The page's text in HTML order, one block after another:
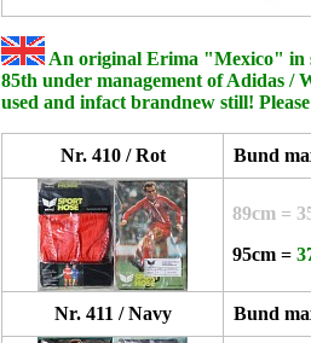
An original Erima "Mexico" in
85th under management of Adidas /
used and infact brandnew still!
Nr. 410 / Rot Bund
89cm =
95cm =
Nr. 411 / Navy Bund